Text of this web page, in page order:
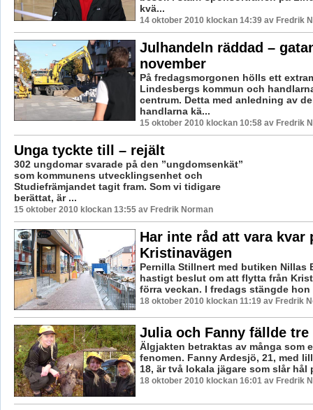
kvä...
14 oktober 2010 klockan 14:39 av Fredrik
Julhandeln räddad –
november
På fredagsmorgonen hölls ett
Lindesbergs kommun och
centrum. Detta med anledning av
handlarna kä...
15 oktober 2010 klockan 10:58 av Fredrik
Unga tyckte till – rejält
302 ungdomar svarade på den ”ungdomsenkät”
som kommunens utvecklingsenhet och
Studiefrämjandet tagit fram. Som vi tidigare
berättat, är ...
15 oktober 2010 klockan 13:55 av Fredrik Norman
Har inte råd att vara kvar
Kristinavägen
Pernilla Stillnert med butiken Nillas
hastigt beslut om att flytta från
förra veckan. I fredags stängde
18 oktober 2010 klockan 11:19 av Fredrik
Julia och Fanny fällde tre
Älgjakten betraktas av många som
fenomen. Fanny Ardesjö, 21, med
18, är två lokala jägare som slår hål
18 oktober 2010 klockan 16:01 av Fredrik